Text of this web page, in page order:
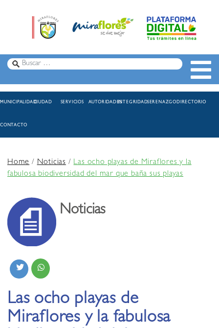
MUNICIPALIDADCIUDAD SERVICIOS AUTORIDADESINTEGRIDADSERENAZGODIRECTORIO
CONTACTO
Home/Noticias /Las ocho playas de Miraflores y la
fabulosa biodiversidad del mar que baña sus playas
Noticias
Las ocho playas de
Miraflores y la fabulosa